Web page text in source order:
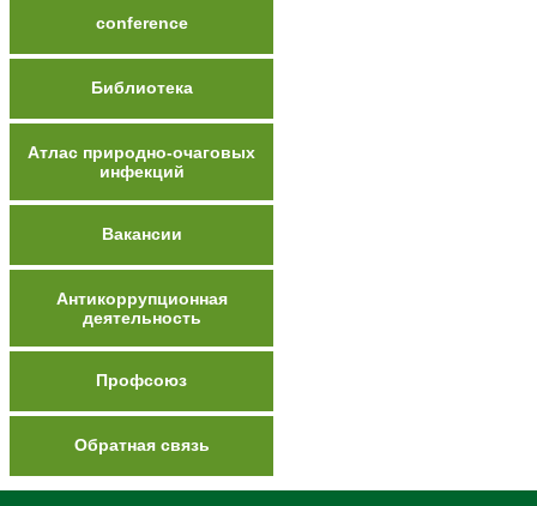
conference
Библиотека
Атлас природно-очаговых
инфекций
Вакансии
Антикоррупционная
деятельность
Профсоюз
Обратная связь